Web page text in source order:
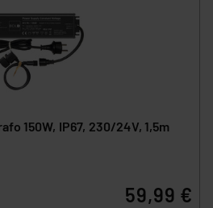
150W, IP67, 230/24V, 1,5m
59,99 €